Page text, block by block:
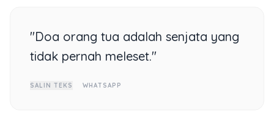
"Doa orang tua adalah senjata yang
tidak pernah meleset."
SALIN TEKS WHATSAPP